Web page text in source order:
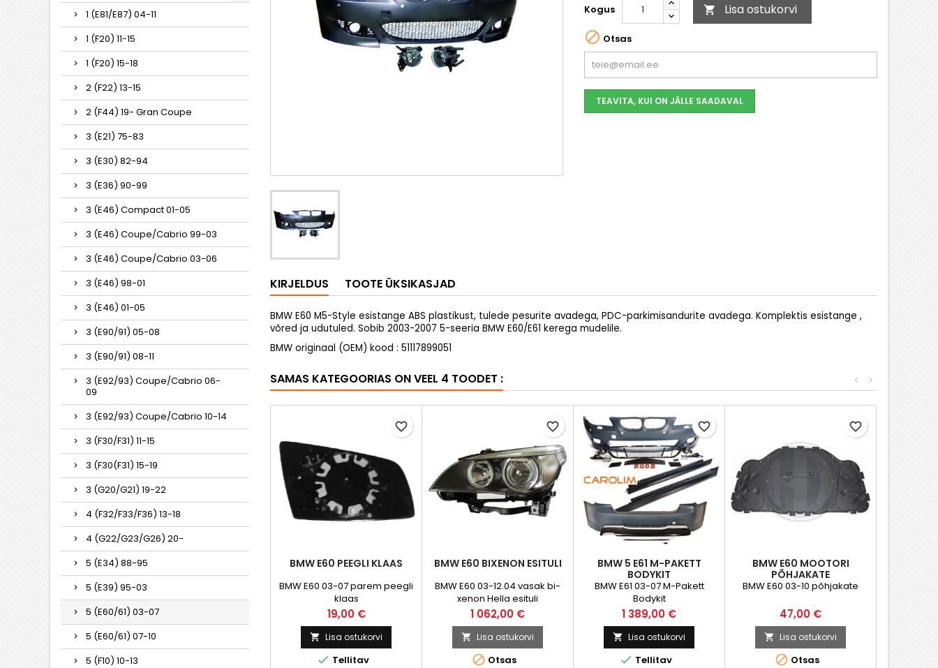
1 (E81/E87) 04-11
1 (F20) 11-15
1 (F20) 15-18
2 (F22) 13-15
2 (F44) 19- Gran Coupe
3 (E21) 75-83
3 (E30) 82-94
3 (E36) 90-99
3 (E46) Compact 01-05
3 (E46) Coupe/Cabrio 99-03
3 (E46) Coupe/Cabrio 03-06
3 (E46) 98-01
3 (E46) 01-05
3 (E90/91) 05-08
3 (E90/91) 08-11
3 (E92/93) Coupe/Cabrio 06-
09
3 (E92/93) Coupe/Cabrio 10-14
3 (F30/F31) 11-15
3 (F30(F31) 15-19
3 (G20/G21) 19-22
4 (F32/F33/F36) 13-18
4 (G22/G23/G26) 20-
5 (E34) 88-95
5 (E39) 95-03
5 (E60/61) 03-07
5 (E60/61) 07-10
5 (F10) 10-13
Kogus  Lisa ostukorvi
 Otsas
TEAVITA, KUI ON JÄLLE SAADAVAL
KIRJELDUS TOOTE ÜKSIKASJAD
BMW E60 M5-Style esistange ABS plastikust, tulede pesurite avadega, PDC-parkimisandurite avadega. Komplektis esistange ,
võred ja udutuled. Sobib 2003-2007 5-seeria BMW E60/E61 kerega mudelile.
BMW originaal (OEM) kood : 51117899051
SAMAS KATEGOORIAS ON VEEL 4 TOODET : >
<
BMW E60 PEEGLI KLAAS
BMW E60 03-07 parem peegli
klaas
Hind
19,00 €
 Lisa ostukorvi
 Tellitav
favorite_border
BMW E60 BIXENON ESITULI
BMW E60 03-12.04 vasak bi-
xenon Hella esituli
Hind
1 062,00 €
 Lisa ostukorvi
 Otsas
favorite_border
BMW 5 E61 M-PAKETT
BODYKIT
BMW E61 03-07 M-Pakett
Bodykit
Hind
1 389,00 €
 Lisa ostukorvi
 Tellitav
favorite_border
BMW E60 MOOTORI
PÕHJAKATE
BMW E60 03-10 põhjakate
Hind
47,00 €
 Lisa ostukorvi
 Otsas
favorite_border